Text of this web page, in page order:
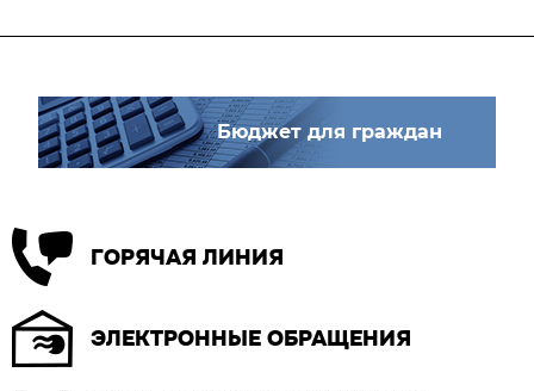
Бюджет для граждан
ГОРЯЧАЯ ЛИНИЯ
ЭЛЕКТРОННЫЕ ОБРАЩЕНИЯ